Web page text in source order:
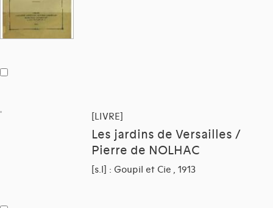
[LIVRE]
Les jardins de Versailles /
Pierre de NOLHAC
[s.l] : Goupil et Cie , 1913